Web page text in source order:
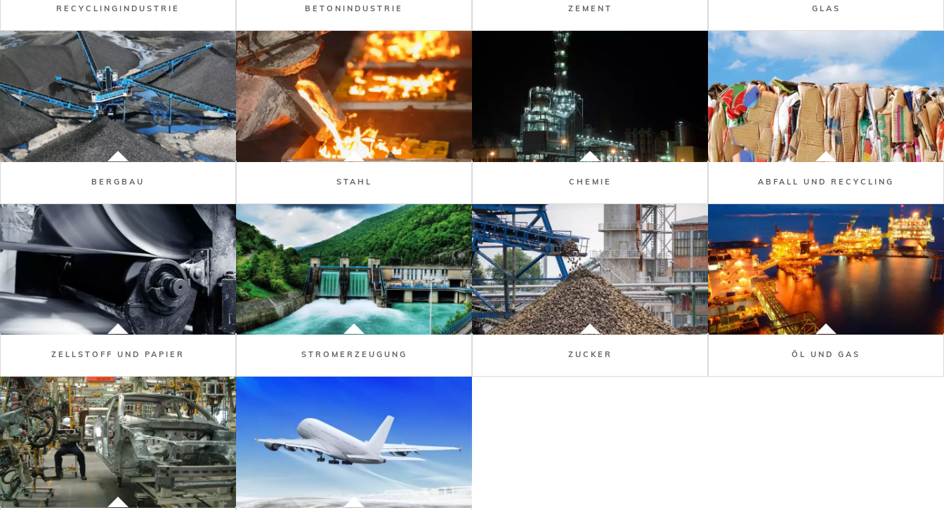
RECYCLINGINDUSTRIE BETONINDUSTRIE ZEMENT GLAS
BERGBAU STAHL CHEMIE ABFALL UND RECYCLING
ZELLSTOFF UND PAPIER STROMERZEUGUNG ZUCKER ÖL UND GAS